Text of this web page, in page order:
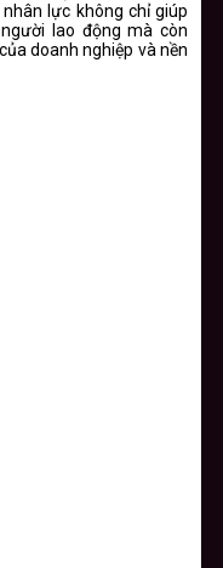
lực không chỉ giúp
lao động mà còn
doanh nghiệp và nền